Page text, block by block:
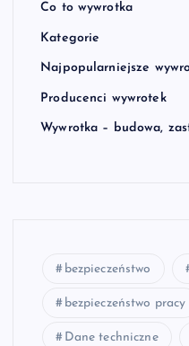
Co to wywrotka
Kategorie
Najpopularniejsze
Producenci wywrotek
Wywrotka – budowa,
bezpieczeństwo
bezpieczeństwo pracy
Dane techniczne